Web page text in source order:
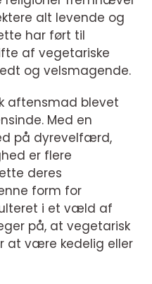
alt levende og
har ført til
af vegetariske
og velsmagende.
aftensmad blevet
Med en
på dyrevelfærd,
er flere
deres
form for
i et væld af
på, at vegetarisk
at være kedelig eller